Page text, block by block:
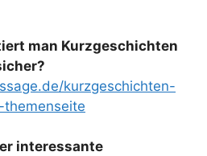
man Kurzgeschichten
kurzgeschichten-
interessante